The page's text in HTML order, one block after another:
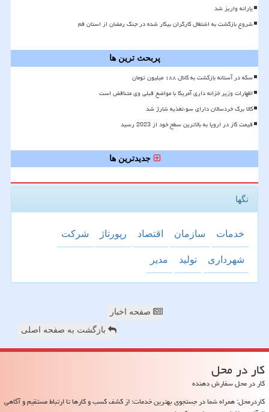
یارانه واریز شد
شروع بازگشت به اشتغال کارگران بیکار شده در جنگ رمضان از استان قم
پربحث ترین ها
سکه در آستانه بازگشت به کانال ۱۸۸ میلیون تومان
اظهارات وزیر خزانه داری آمریکا با مواضع قبلی وی متناقض است
کالا برگ خردسالان دارای سوءتغذیه شارژ شد
قیمت گاز در اروپا به بالاترین سطح خود از 2023 رسید
جدیدترین ها
تگها
خدمات سازمان اقتصاد رپورتاژ شركت
شهرداری تولید مدیر
صفحه اخبار
بازگشت به صفحه اصلی
كار در محل
کار در محل سفارش دهنده
کاردرمحل: همراه شما در جستجوی بهترین خدمات؛ از کشف کسب و کارها تا ارتباط مستقیم و آگاهی